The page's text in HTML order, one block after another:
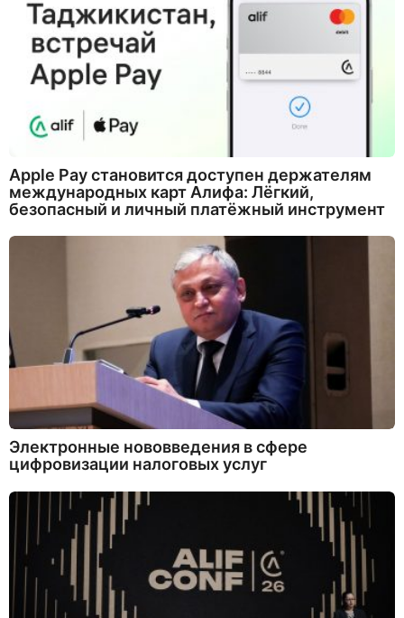
Apple Pay становится доступен держателям
международных карт Алифа: Лёгкий,
безопасный и личный платёжный инструмент
Электронные нововведения в сфере
цифровизации налоговых услуг